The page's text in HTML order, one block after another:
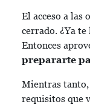
El acceso a las
cerrado. ¿Ya te
Entonces
prepararte
Mientras tanto,
requisitos que